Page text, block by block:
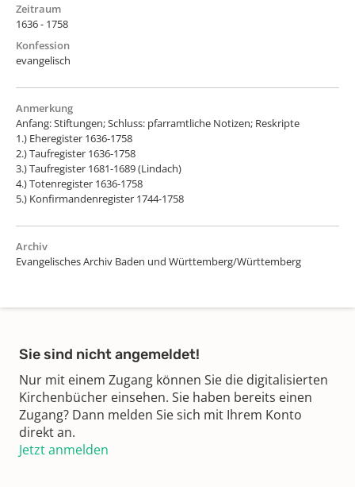
Zeitraum
1636 - 1758
Konfession
evangelisch
Anmerkung
Anfang: Stiftungen; Schluss: pfarramtliche Notizen; Reskripte
1.) Eheregister 1636-1758
2.) Taufregister 1636-1758
3.) Taufregister 1681-1689 (Lindach)
4.) Totenregister 1636-1758
5.) Konfirmandenregister 1744-1758
Archiv
Evangelisches Archiv Baden und Württemberg/Württemberg
Sie sind nicht angemeldet!
Nur mit einem Zugang können Sie die digitalisierten
Kirchenbücher einsehen. Sie haben bereits einen
Zugang? Dann melden Sie sich mit Ihrem Konto
direkt an.
Jetzt anmelden